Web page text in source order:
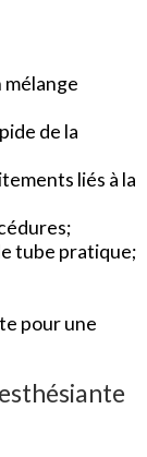
mélange
de la
liés à la
tube pratique;
pour une